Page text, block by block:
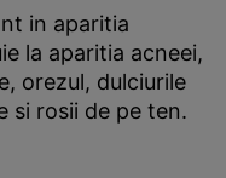
in aparitia
la aparitia acneei,
orezul, dulciurile
si rosii de pe ten.